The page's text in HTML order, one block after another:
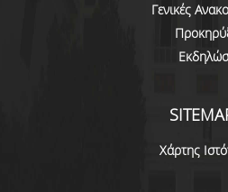
ΥΠΟΨΗΦΙΟΙ ΦΟΙΤΗΤΕΣ
ΓΙΑΤΙ ΔΕΟΣ
Γενικές
Χάρτης